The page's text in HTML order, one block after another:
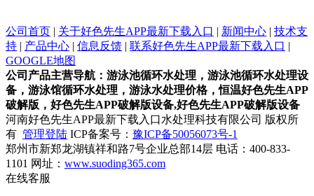
公司首页 | 关于好色先生APP最新下载入口 | 新闻中心 | 技术支
持 | 产品中心 | 信息反馈 | 联系好色先生APP最新下载入口 |
GOOGLE地图
公司产品主营导航：游泳池循环水处理，游泳池循环水处理设
备，游泳馆循环水处理，游泳水处理价格，恒温好色先生APP
破解版，好色先生APP破解版设备,好色先生APP破解版设备
河南好色先生APP最新下载入口水处理科技有限公司 版权所
有 管理登陆 ICP备案号： 豫ICP备50056073号-1
郑州市新郑龙湖镇祥和路7号企业总部14层 电话：400-833-
1101 网址： www.suoding365.com
在线客服